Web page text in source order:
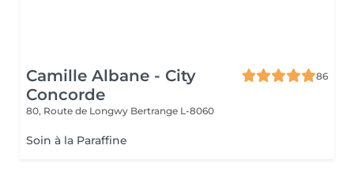
Camille Albane - City
Concorde
86
80, Route de Longwy Bertrange L-8060
Soin à la Paraffine